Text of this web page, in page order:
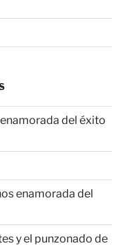
del éxito
enamorada del
y el punzonado de